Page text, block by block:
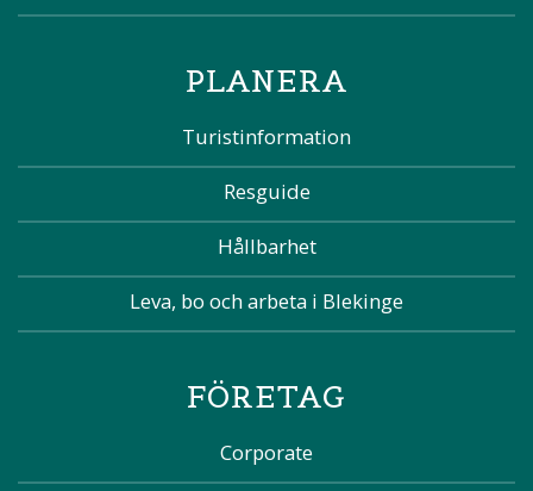
PLANERA
Turistinformation
Resguide
Hållbarhet
Leva, bo och arbeta i Blekinge
FÖRETAG
Corporate